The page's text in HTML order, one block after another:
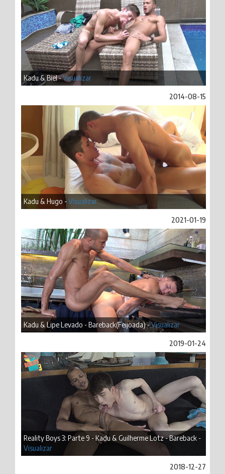
Kadu & Biel -Visualizar
2014-08-15
Kadu & Hugo -Visualizar
2021-01-19
Kadu & Lipe Levado - Bareback(Feijoada) -Visualizar
2019-01-24
Reality Boys 3: Parte 9 - Kadu & Guilherme Lotz - Bareback -
Visualizar
2018-12-27